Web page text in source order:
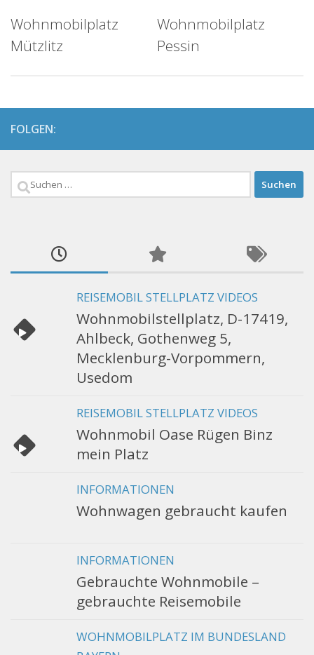
Wohnmobilplatz
Mützlitz
Wohnmobilplatz
Pessin
FOLGEN:
Suchen
REISEMOBIL STELLPLATZ VIDEOS
Wohnmobilstellplatz, D-17419,
Ahlbeck, Gothenweg 5,
Mecklenburg-Vorpommern,
Usedom
REISEMOBIL STELLPLATZ VIDEOS
Wohnmobil Oase Rügen Binz
mein Platz
INFORMATIONEN
Wohnwagen gebraucht kaufen
INFORMATIONEN
Gebrauchte Wohnmobile –
gebrauchte Reisemobile
WOHNMOBILPLATZ IM BUNDESLAND